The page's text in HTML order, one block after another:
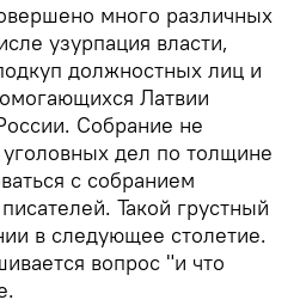
много различных
узурпация власти,
должностных лиц и
Латвии
Собрание не
дел по толщине
с собранием
Такой грустный
в следующее столетие.
вопрос "и что